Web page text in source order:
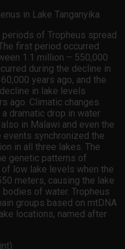
in Lake Tanganyika
of Tropheus spread
first period occurred
1.1 million – 550,000
during the decline in
years ago, and the
in lake levels
ago. Climatic changes
dramatic drop in water
in Malawi and even the
events synchronized the
in all three lakes. The
genetic patterns of
low lake levels when the
meters, causing the lake
of water. Tropheus
groups based on mtDNA
locations, named after